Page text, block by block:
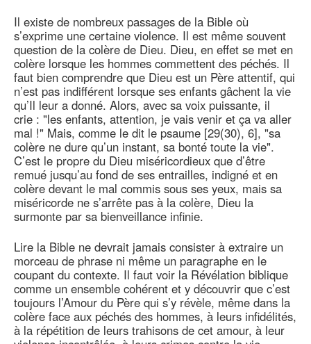
Il existe de nombreux passages de la Bible où
s’exprime une certaine violence. Il est même souvent
question de la colère de Dieu. Dieu, en effet se met en
colère lorsque les hommes commettent des péchés. Il
faut bien comprendre que Dieu est un Père attentif, qui
n’est pas indifférent lorsque ses enfants gâchent la vie
qu’Il leur a donné. Alors, avec sa voix puissante, il
crie : "les enfants, attention, je vais venir et ça va aller
mal !" Mais, comme le dit le psaume [29(30), 6], "sa
colère ne dure qu’un instant, sa bonté toute la vie".
C’est le propre du Dieu miséricordieux que d’être
remué jusqu’au fond de ses entrailles, indigné et en
colère devant le mal commis sous ses yeux, mais sa
miséricorde ne s’arrête pas à la colère, Dieu la
surmonte par sa bienveillance infinie.
Lire la Bible ne devrait jamais consister à extraire un
morceau de phrase ni même un paragraphe en le
coupant du contexte. Il faut voir la Révélation biblique
comme un ensemble cohérent et y découvrir que c’est
toujours l’Amour du Père qui s’y révèle, même dans la
colère face aux péchés des hommes, à leurs infidélités,
à la répétition de leurs trahisons de cet amour, à leur